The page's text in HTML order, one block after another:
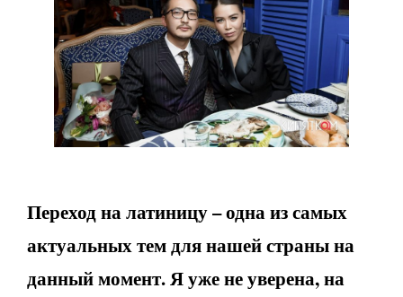
Переход на латиницу – одна из самых
актуальных тем для нашей страны на
данный момент. Я уже не уверена, на